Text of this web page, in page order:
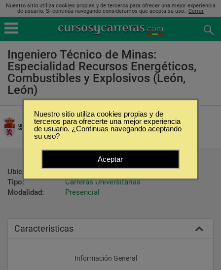
Nuestro sitio utiliza cookies propias y de terceros para ofrecer una mejor experiencia
de usuario. Si continúa navegando consideramos que acepta su uso.. Cerrar
Ingeniero Técnico de Minas:
Especialidad Recursos Energéticos,
Combustibles y Explosivos (León,
León)
Universidad de León
Ubicación:
León - León
Tipo:
Carreras Universitarias
Modalidad:
Presencial
Caracteristicas
					Información General
Nuestro sitio utiliza cookies propias y de
terceros para ofrecerte una mejor experiencia
de usuario. ¿Continuas navegando aceptando
su uso?
Aceptar